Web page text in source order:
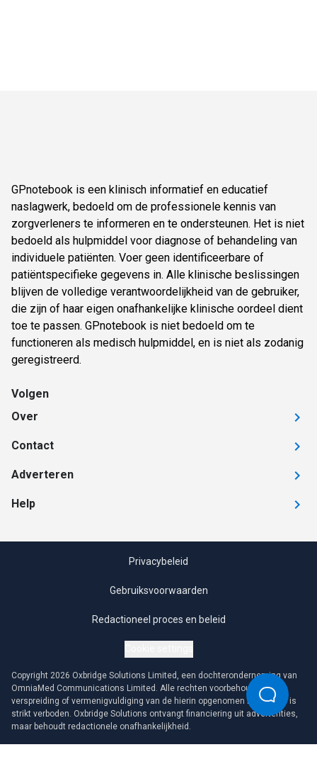
GPnotebook is een klinisch informatief en educatief
naslagwerk, bedoeld om de professionele kennis van
zorgverleners te informeren en te ondersteunen. Het is niet
bedoeld als hulpmiddel voor diagnose of behandeling van
individuele patiënten. Voer geen identificeerbare of
patiëntspecifieke gegevens in. Alle klinische beslissingen
blijven de volledige verantwoordelijkheid van de gebruiker,
die zijn of haar eigen onafhankelijke klinische oordeel dient
toe te passen. GPnotebook is niet bedoeld om te
functioneren als medisch hulpmiddel, en is niet als zodanig
geregistreerd.
Volgen
Over
Contact
Adverteren
Help
Privacybeleid
Gebruiksvoorwaarden
Redactioneel proces en beleid
Copyright 2026 Oxbridge Solutions Limited, een dochteronderneming van
OmniaMed Communications Limited. Alle rechten voorbehouden. Elke
verspreiding of vermenigvuldiging van de hierin opgenomen informatie is
strikt verboden. Oxbridge Solutions ontvangt financiering uit advertenties,
maar behoudt redactionele onafhankelijkheid.